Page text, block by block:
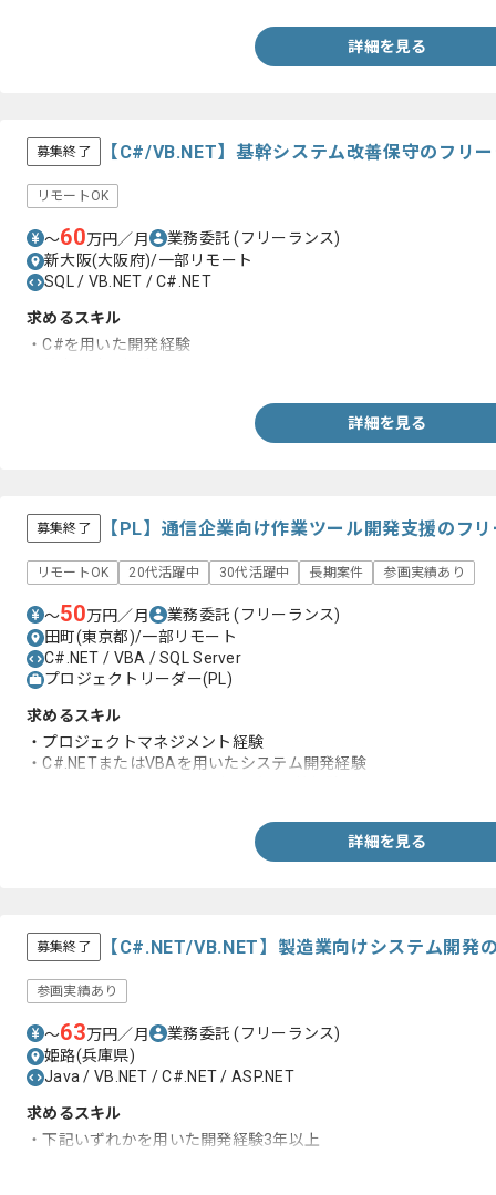
詳細を見る
募集終了 【C#/VB.NET】基幹システム改善保守のフリ
リモートOK
〜60万円／月 業務委託(フリーランス)
新大阪(大阪府)/一部リモート
SQL / VB.NET / C#.NET
求めるスキル
・C#を用いた開発経験
詳細を見る
募集終了 【PL】通信企業向け作業ツール開発支援のフ
リモートOK 20代活躍中 30代活躍中 長期案件 参画実績あり
〜50万円／月 業務委託(フリーランス)
田町(東京都)/一部リモート
C#.NET / VBA / SQL Server
プロジェクトリーダー(PL)
求めるスキル
・プロジェクトマネジメント経験
・C#.NETまたはVBAを用いたシステム開発経験
詳細を見る
募集終了 【C#.NET/VB.NET】製造業向けシステム開発
参画実績あり
〜63万円／月 業務委託(フリーランス)
姫路(兵庫県)
Java / VB.NET / C#.NET / ASP.NET
求めるスキル
・下記いずれかを用いた開発経験3年以上